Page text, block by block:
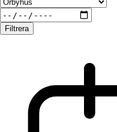
Filtrera